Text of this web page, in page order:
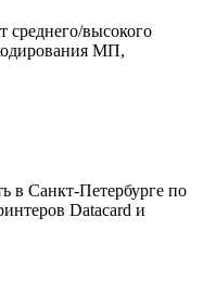
среднего/высокого
МП,
в Санкт-Петербурге по
Datacard и